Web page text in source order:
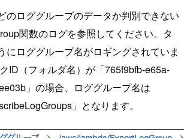
のロググループのデータか判別できない
関数のログを参照してください。タ
にロググループ名がロギングされていま
ID（フォルダ名）が「765f9bfb-e65a-
」の場合、ロググループ名は
」となります。